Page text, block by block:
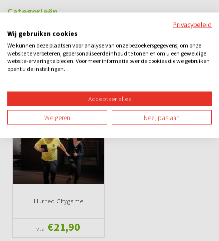
Categorieën
City games Do It Yourself Games
Teamuitje Vriendenuitje Overdag Buiten Spel
Sportief
Ook leuk
Hunted Citygame
v.a. €21,90
Privacybeleid
Wij gebruiken cookies
We kunnen deze plaatsen voor analyse van onze bezoekersgegevens, om onze
website te verbeteren, gepersonaliseerde inhoud te tonen en om u een geweldige
website-ervaring te bieden. Voor meer informatie over de cookies die we gebruiken
opent u de instellingen.
Accepteer alles
Weigeren Nee, pas aan